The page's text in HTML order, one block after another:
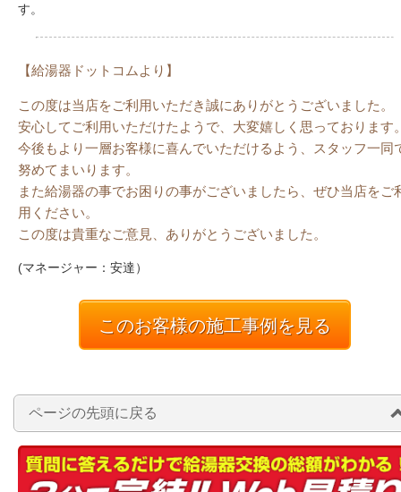
す。
【給湯器ドットコムより】
この度は当店をご利用いただき誠にありがとうございました。
安心してご利用いただけたようで、大変嬉しく思っております
今後もより一層お客様に喜んでいただけるよう、スタッフ一同
努めてまいります。
また給湯器の事でお困りの事がございましたら、ぜひ当店をご
用ください。
この度は貴重なご意見、ありがとうございました。
(マネージャー：安達）
このお客様の施工事例を見る
ページの先頭に戻る